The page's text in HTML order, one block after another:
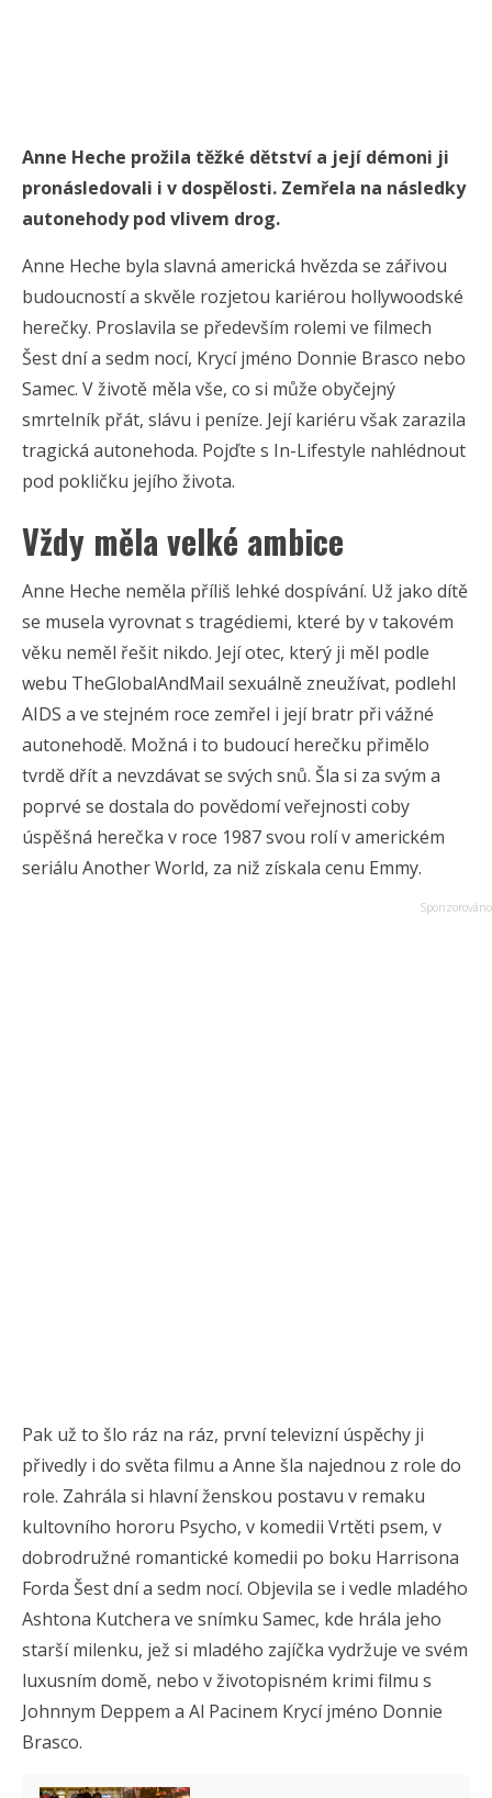
Anne Heche prožila těžké dětství a její démoni ji
pronásledovali i v dospělosti. Zemřela na následky
autonehody pod vlivem drog.
Anne Heche byla slavná americká hvězda se zářivou
budoucností a skvěle rozjetou kariérou hollywoodské
herečky. Proslavila se především rolemi ve filmech
Šest dní a sedm nocí, Krycí jméno Donnie Brasco nebo
Samec. V životě měla vše, co si může obyčejný
smrtelník přát, slávu i peníze. Její kariéru však zarazila
tragická autonehoda. Pojďte s In-Lifestyle nahlédnout
pod pokličku jejího života.
Vždy měla velké ambice
Anne Heche neměla příliš lehké dospívání. Už jako dítě
se musela vyrovnat s tragédiemi, které by v takovém
věku neměl řešit nikdo. Její otec, který ji měl podle
webu TheGlobalAndMail sexuálně zneužívat, podlehl
AIDS a ve stejném roce zemřel i její bratr při vážné
autonehodě. Možná i to budoucí herečku přimělo
tvrdě dřít a nevzdávat se svých snů. Šla si za svým a
poprvé se dostala do povědomí veřejnosti coby
úspěšná herečka v roce 1987 svou rolí v americkém
seriálu Another World, za niž získala cenu Emmy.
Pak už to šlo ráz na ráz, první televizní úspěchy ji
přivedly i do světa filmu a Anne šla najednou z role do
role. Zahrála si hlavní ženskou postavu v remaku
kultovního hororu Psycho, v komedii Vrtěti psem, v
dobrodružné romantické komedii po boku Harrisona
Forda Šest dní a sedm nocí. Objevila se i vedle mladého
Ashtona Kutchera ve snímku Samec, kde hrála jeho
starší milenku, jež si mladého zajíčka vydržuje ve svém
luxusním domě, nebo v životopisném krimi filmu s
Johnnym Deppem a Al Pacinem Krycí jméno Donnie
Brasco.